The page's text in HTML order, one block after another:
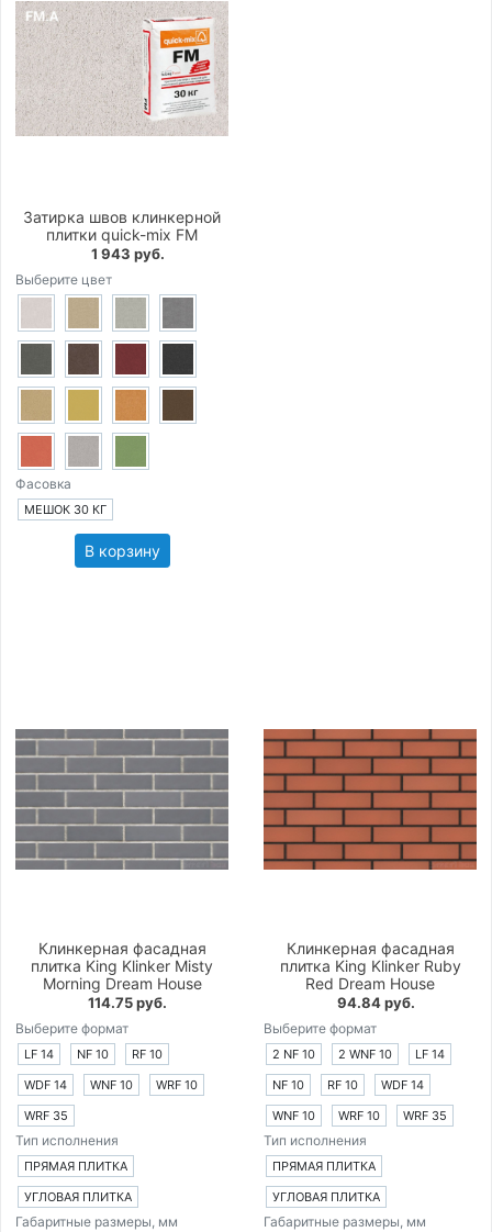
Затирка швов клинкерной
плитки quick-mix FM
1 943 руб.
Выберите цвет
Фасовка
МЕШОК 30 КГ
В корзину
Клинкерная фасадная
плитка King Klinker Misty
Morning Dream House
114.75 руб.
Выберите формат
LF 14 NF 10
RF 10
WDF 14
WNF 10
WRF 10
WRF 35
Тип исполнения
ПРЯМАЯ ПЛИТКА
УГЛОВАЯ ПЛИТКА
Габаритные размеры, мм
Клинкерная фасадная
плитка King Klinker Ruby
Red Dream House
94.84 руб.
Выберите формат
2 NF 10 2 WNF 10
LF 14
NF 10
RF 10
WDF 14
WNF 10
WRF 10 WRF 35
Тип исполнения
ПРЯМАЯ ПЛИТКА
УГЛОВАЯ ПЛИТКА
Габаритные размеры, мм